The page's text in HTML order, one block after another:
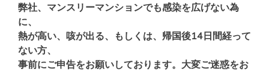
弊社、マンスリーマンションでも感染を広げない為
に、
熱が高い、咳が出る、もしくは、帰国後14日間経って
ない方、
事前にご申告をお願いしております。大変ご迷惑をお